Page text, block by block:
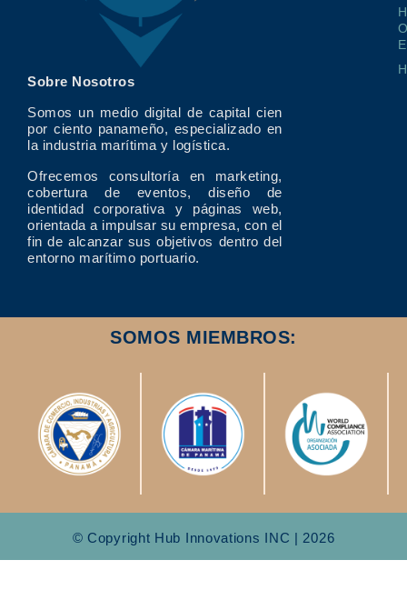
Sobre Nosotros
Somos un medio digital de capital cien
por ciento panameño, especializado en
la industria marítima y logística.
Ofrecemos consultoría en marketing,
cobertura de eventos, diseño de
identidad corporativa y páginas web,
orientada a impulsar su empresa, con el
fin de alcanzar sus objetivos dentro del
entorno marítimo portuario.
SOMOS MIEMBROS:
© Copyright Hub Innovations INC | 2026